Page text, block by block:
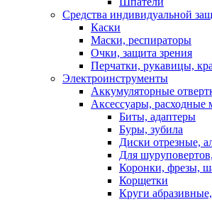
Средства индивидуальной
Каски
Маски, респираторы
Очки, защита зрения
Перчатки, рукавицы,
Электроинструменты
Аккумуляторные
Аксессуары, расходные
Биты, адаптеры
Буры, зубила
Диски отрезные,
Для
Коронки, фрезы,
Корщетки
Круги